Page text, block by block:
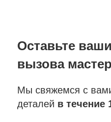
Оставьте
вызова
Мы свяжемся с
деталей в течение